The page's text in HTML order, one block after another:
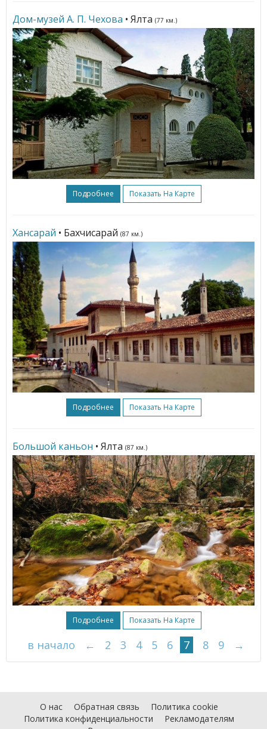
Дом-музей А. П. Чехова • Ялта (77 км.)
Подробнее Показать На Карте
Хансарай • Бахчисарай (87 км.)
Подробнее Показать На Карте
Большой каньон • Ялта (87 км.)
Подробнее Показать На Карте
в начало ← 2 3 4 5 6 7 8 9 →
О нас Обратная связь
Политика cookie
Политика конфиденциальности
Рекламодателям